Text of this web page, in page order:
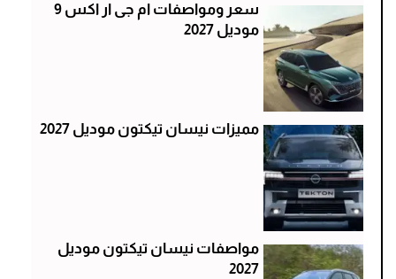
سعر ومواصفات ام جى ار اكس 9
موديل 2027
مميزات نيسان تيكتون موديل 2027
مواصفات نيسان تيكتون موديل
2027